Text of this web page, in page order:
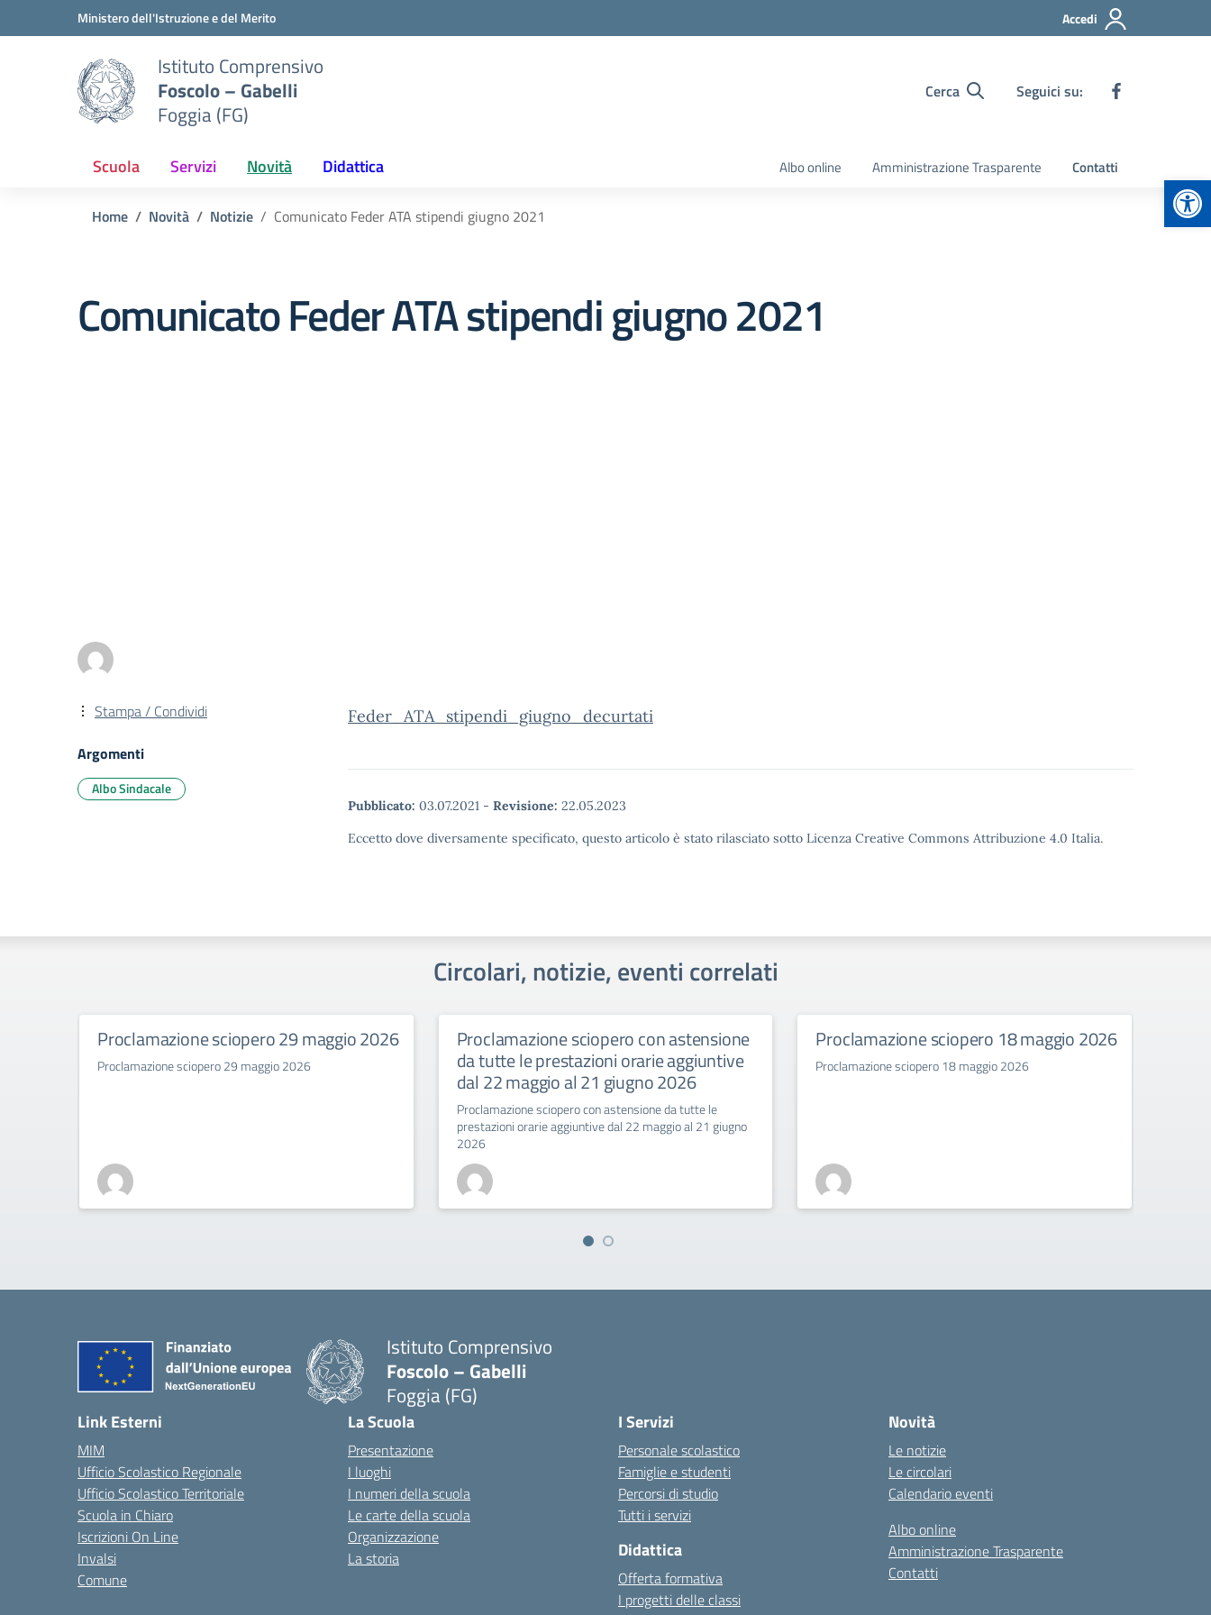
Vai ai contenuti
Vai al menu di navigazioneMinistero dell'Istruzione e del Merito Accedi
Istituto Comprensivo
Foscolo – Gabelli
Foggia (FG)
Cerca Seguici su:
Scuola Servizi Novità Didattica Albo online Amministrazione Trasparente Contatti
Home Novità Notizie Comunicato Feder ATA stipendi giugno 2021
Comunicato Feder ATA stipendi giugno 2021
Feder_ATA_stipendi_giugno_decurtati
Pubblicato: 03.07.2021 - Revisione: 22.05.2023
Eccetto dove diversamente specificato, questo articolo è stato rilasciato sotto Licenza Creative Commons Attribuzione 4.0 Italia.
Stampa / Condividi
Argomenti
Albo Sindacale
Circolari, notizie, eventi correlati
Proclamazione sciopero 29 maggio 2026
Proclamazione sciopero 29 maggio 2026
Proclamazione sciopero con astensione
da tutte le prestazioni orarie aggiuntive
dal 22 maggio al 21 giugno 2026
Proclamazione sciopero con astensione da tutte le
prestazioni orarie aggiuntive dal 22 maggio al 21 giugno
2026
Proclamazione sciopero 18 maggio 2026
Proclamazione sciopero 18 maggio 2026
Istituto Comprensivo
Foscolo – Gabelli
Foggia (FG)
— Visita la pagina iniziale della scuola
Link Esterni
MIM
Ufficio Scolastico Regionale
Ufficio Scolastico Territoriale
Scuola in Chiaro
Iscrizioni On Line
Invalsi
Comune
La Scuola
Presentazione
I luoghi
I numeri della scuola
Le carte della scuola
Organizzazione
La storia
I Servizi
Personale scolastico
Famiglie e studenti
Percorsi di studio
Tutti i servizi
Didattica
Offerta formativa
I progetti delle classi
Novità
Le notizie
Le circolari
Calendario eventi
Albo online
Amministrazione Trasparente
Contatti